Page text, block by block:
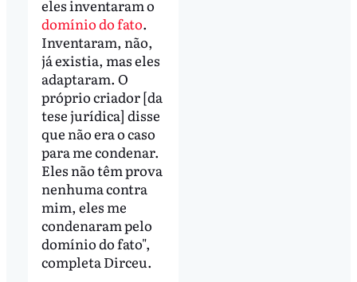
eles inventaram o
domínio do fato.
Inventaram, não,
já existia, mas eles
adaptaram. O
próprio criador [da
tese jurídica] disse
que não era o caso
para me condenar.
Eles não têm prova
nenhuma contra
mim, eles me
condenaram pelo
domínio do fato",
completa Dirceu.